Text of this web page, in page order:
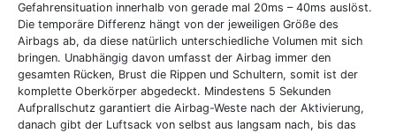
Gefahrensituation innerhalb von gerade mal 20ms – 40ms auslöst.
Die temporäre Differenz hängt von der jeweiligen Größe des
Airbags ab, da diese natürlich unterschiedliche Volumen mit sich
bringen. Unabhängig davon umfasst der Airbag immer den
gesamten Rücken, Brust die Rippen und Schultern, somit ist der
komplette Oberkörper abgedeckt. Mindestens 5 Sekunden
Aufprallschutz garantiert die Airbag-Weste nach der Aktivierung,
danach gibt der Luftsack von selbst aus langsam nach, bis das